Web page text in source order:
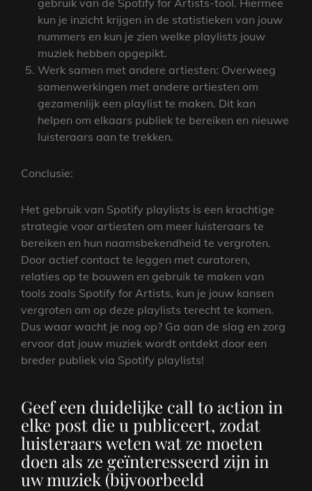
kun je inzicht krijgen in de statistieken van jouw
nummers en kun je zien welke playlists jouw
muziek hebben opgepikt.
Werk samen met andere artiesten: Overweeg
samenwerkingen met andere artiesten om
gezamenlijk een playlist te maken. Dit kan
helpen om elkaars publiek te bereiken en nieuwe
luisteraars aan te trekken.
Conclusie:
Het gebruik van Spotify playlists is een krachtige
strategie voor artiesten om meer luisteraars te
bereiken en hun naamsbekendheid te vergroten.
Door actief contact te leggen met curatoren,
relaties op te bouwen en gebruik te maken van
tools zoals Spotify for Artists, kun je jouw kansen
vergroten om op deze playlists terecht te komen.
Dus waar wacht je nog op? Ga aan de slag en zorg
ervoor dat jouw muziek wordt ontdekt door een
breder publiek via Spotify playlists!
Geef een duidelijke call to action in
elke post die u publiceert, zodat
luisteraars weten wat ze moeten
doen als ze geïnteresseerd zijn in
uw muziek (bijvoorbeeld